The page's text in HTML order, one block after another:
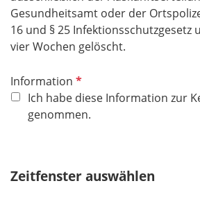
Gesundheitsamt oder der
16 und § 25 Infektionsschutz­gesetz
vier Wochen gelöscht.
Information P
l
t
Ich habe diese Information zur
genommen.
Zeitfenster auswählen